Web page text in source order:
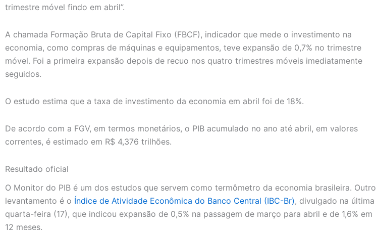
trimestre móvel findo em abril”.
A chamada Formação Bruta de Capital Fixo (FBCF), indicador que mede o investimento na
economia, como compras de máquinas e equipamentos, teve expansão de 0,7% no trimestre
móvel. Foi a primeira expansão depois de recuo nos quatro trimestres móveis imediatamente
seguidos.
O estudo estima que a taxa de investimento da economia em abril foi de 18%.
De acordo com a FGV, em termos monetários, o PIB acumulado no ano até abril, em valores
correntes, é estimado em R$ 4,376 trilhões.
Resultado oficial
O Monitor do PIB é um dos estudos que servem como termômetro da economia brasileira. Outro
levantamento é o Índice de Atividade Econômica do Banco Central (IBC-Br), divulgado na última
quarta-feira (17), que indicou expansão de 0,5% na passagem de março para abril e de 1,6% em
12 meses.